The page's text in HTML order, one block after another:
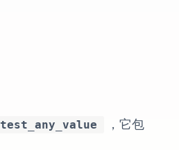
test_any_value
，它包